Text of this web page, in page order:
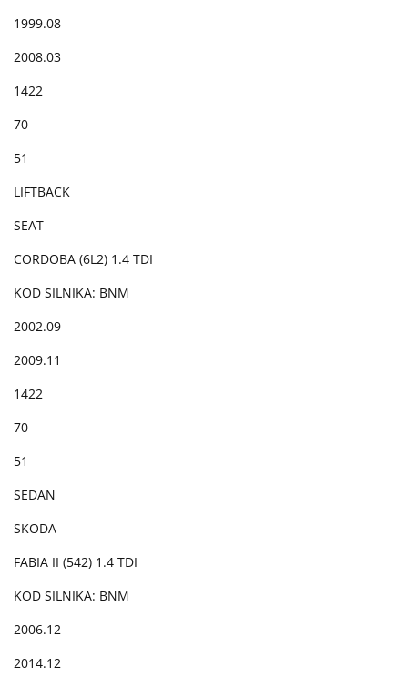
1999.08
2008.03
1422
70
51
LIFTBACK
SEAT
CORDOBA (6L2) 1.4 TDI
KOD SILNIKA: BNM
2002.09
2009.11
1422
70
51
SEDAN
SKODA
FABIA II (542) 1.4 TDI
KOD SILNIKA: BNM
2006.12
2014.12